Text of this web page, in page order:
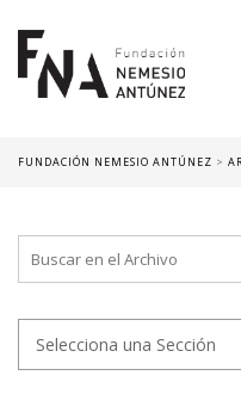
FUNDACIÓN NEMESIO ANTÚNEZ >